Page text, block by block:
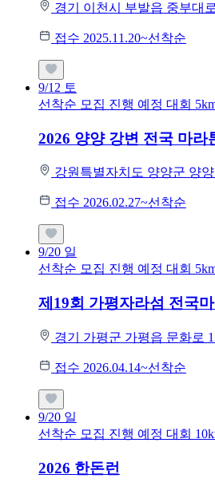
경기 이천시 부발읍 중부대
접수 2025.11.20~선착순
9/12 토
선착순 모집 진행 예정 대회
2026 양양 강변 전국 마라
강원특별자치도 양양군 양
접수 2026.02.27~선착순
9/20 일
선착순 모집 진행 예정 대회
제19회 가평자라섬 전국
경기 가평군 가평읍 문화로
접수 2026.04.14~선착순
9/20 일
선착순 모집 진행 예정 대회
2026 한돈런